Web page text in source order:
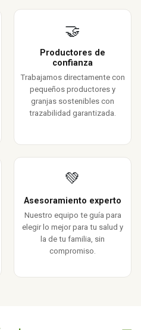
🤝
Productores de
confianza
Trabajamos directamente con
pequeños productores y
granjas sostenibles con
trazabilidad garantizada.
💚
Asesoramiento experto
Nuestro equipo te guía para
elegir lo mejor para tu salud y
la de tu familia, sin
compromiso.